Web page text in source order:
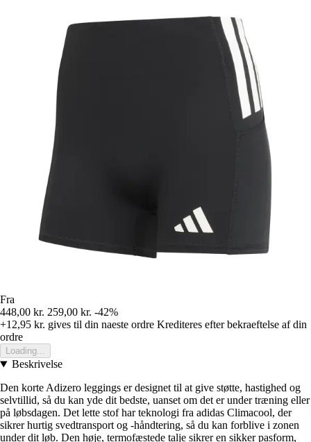
Fra
448,00 kr. 259,00 kr. -42%
+12,95 kr. gives til din naeste ordre Krediteres efter bekraeftelse af din
ordre
Loading...
Beskrivelse
Den korte Adizero leggings er designet til at give støtte, hastighed og
selvtillid, så du kan yde dit bedste, uanset om det er under træning eller
på løbsdagen. Det lette stof har teknologi fra adidas Climacool, der
sikrer hurtig svedtransport og -håndtering, så du kan forblive i zonen
under dit løb. Den høje, termofæstede talje sikrer en sikker pasform,